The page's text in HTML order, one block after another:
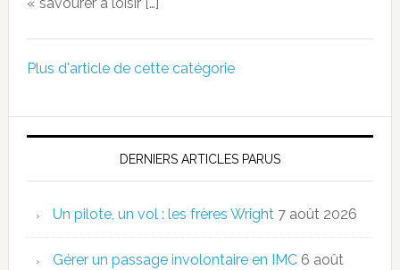
« savourer à loisir […]
Plus d'article de cette catégorie
DERNIERS ARTICLES PARUS
Un pilote, un vol : les frères Wright 7 août 2026
Gérer un passage involontaire en IMC 6 août